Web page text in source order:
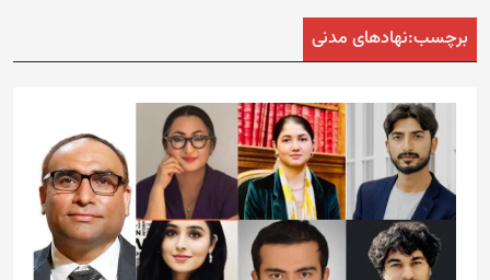
برچسب:نهادهای مدنی